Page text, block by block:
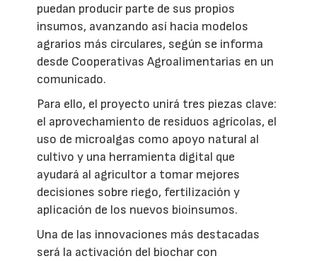
puedan producir parte de sus propios
insumos, avanzando así hacia modelos
agrarios más circulares, según se informa
desde Cooperativas Agroalimentarias en un
comunicado.
Para ello, el proyecto unirá tres piezas clave:
el aprovechamiento de residuos agrícolas, el
uso de microalgas como apoyo natural al
cultivo y una herramienta digital que
ayudará al agricultor a tomar mejores
decisiones sobre riego, fertilización y
aplicación de los nuevos bioinsumos.
Una de las innovaciones más destacadas
será la activación del biochar con